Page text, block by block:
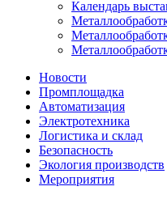
Календарь
Новости
Промплощадка
Автоматизация
Электротехника
Логистика и склад
Безопасность
Экология производств
Мероприятия